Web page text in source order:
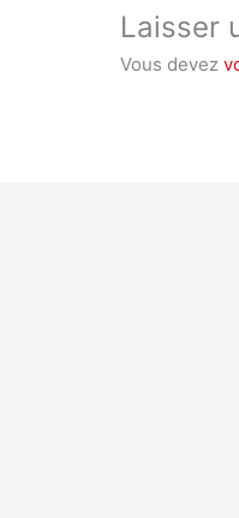
Laisser
Vous devez